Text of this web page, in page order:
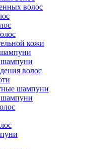
волос
кожи
волос
шампуни
шампуни